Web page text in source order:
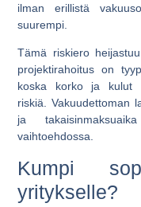
ilman erillistä
suurempi.
Tämä riskiero
projektirahoitus on
koska korko ja kulut
riskiä. Vakuudettoman
ja
vaihtoehdossa.
Kumpi
yritykselle?